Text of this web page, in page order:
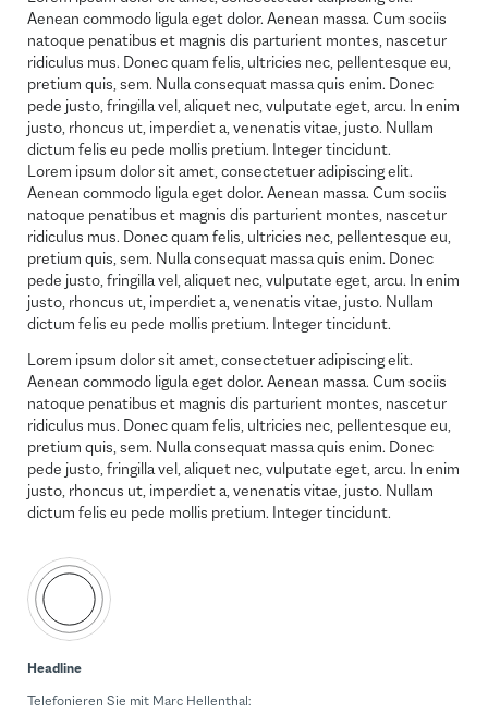
Aenean commodo ligula eget dolor. Aenean massa. Cum sociis
natoque penatibus et magnis dis parturient montes, nascetur
ridiculus mus. Donec quam felis, ultricies nec, pellentesque eu,
pretium quis, sem. Nulla consequat massa quis enim. Donec
pede justo, fringilla vel, aliquet nec, vulputate eget, arcu. In enim
justo, rhoncus ut, imperdiet a, venenatis vitae, justo. Nullam
dictum felis eu pede mollis pretium. Integer tincidunt.
Lorem ipsum dolor sit amet, consectetuer adipiscing elit.
Aenean commodo ligula eget dolor. Aenean massa. Cum sociis
natoque penatibus et magnis dis parturient montes, nascetur
ridiculus mus. Donec quam felis, ultricies nec, pellentesque eu,
pretium quis, sem. Nulla consequat massa quis enim. Donec
pede justo, fringilla vel, aliquet nec, vulputate eget, arcu. In enim
justo, rhoncus ut, imperdiet a, venenatis vitae, justo. Nullam
dictum felis eu pede mollis pretium. Integer tincidunt.
Lorem ipsum dolor sit amet, consectetuer adipiscing elit.
Aenean commodo ligula eget dolor. Aenean massa. Cum sociis
natoque penatibus et magnis dis parturient montes, nascetur
ridiculus mus. Donec quam felis, ultricies nec, pellentesque eu,
pretium quis, sem. Nulla consequat massa quis enim. Donec
pede justo, fringilla vel, aliquet nec, vulputate eget, arcu. In enim
justo, rhoncus ut, imperdiet a, venenatis vitae, justo. Nullam
dictum felis eu pede mollis pretium. Integer tincidunt.
Headline
Telefonieren Sie mit Marc Hellenthal: